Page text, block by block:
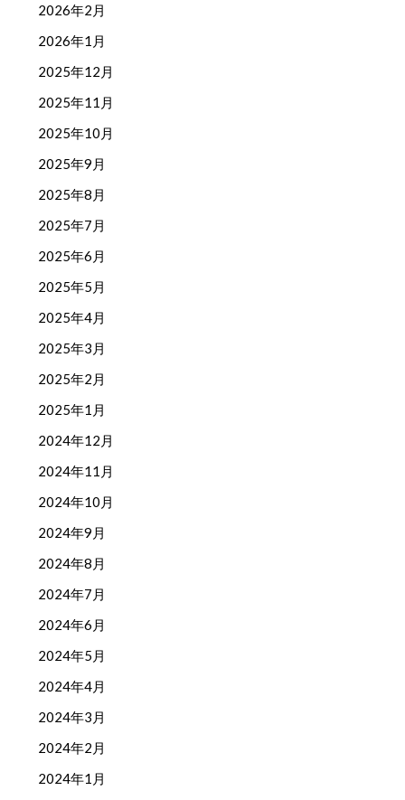
2026年2月
2026年1月
2025年12月
2025年11月
2025年10月
2025年9月
2025年8月
2025年7月
2025年6月
2025年5月
2025年4月
2025年3月
2025年2月
2025年1月
2024年12月
2024年11月
2024年10月
2024年9月
2024年8月
2024年7月
2024年6月
2024年5月
2024年4月
2024年3月
2024年2月
2024年1月